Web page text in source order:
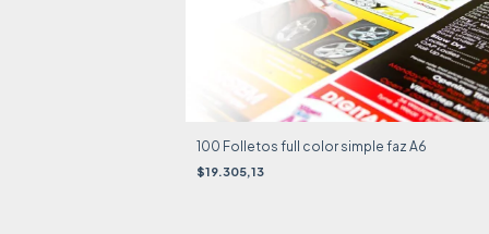
100 Folletos full color simple faz A6
$19.305,13